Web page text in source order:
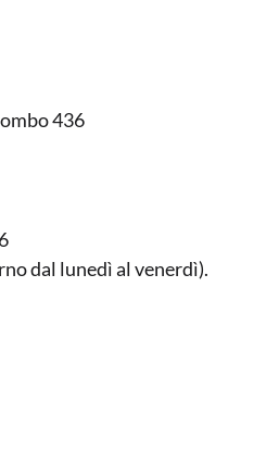
436
dal lunedì al venerdì).